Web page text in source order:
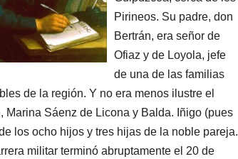
Pirineos. Su padre, don
Bertrán, era señor de
Ofiaz y de Loyola, jefe
de una de las familias
de la región. Y no era menos ilustre el
Marina Sáenz de Licona y Balda. Iñigo (pues
los ocho hijos y tres hijas de la noble pareja.
militar terminó abruptamente el 20 de